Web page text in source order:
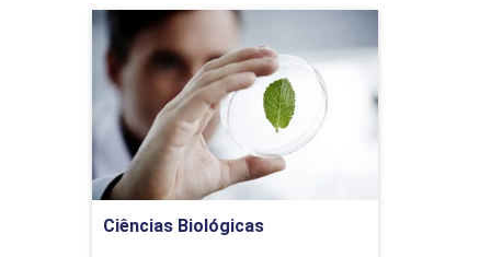
A tecnologia digital e as
práticas educativas não
formais
Tecnologia e Educação
Inclusiva
Ciências Biológicas
Ciências Biológicas
Detalhes do curso
Ir para Inscrição